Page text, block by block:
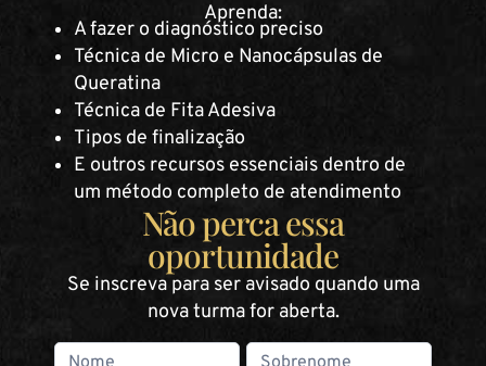
Aprenda:
A fazer o diagnóstico preciso
Técnica de Micro e Nanocápsulas de
Queratina
Técnica de Fita Adesiva
Tipos de finalização
E outros recursos essenciais dentro de
um método completo de atendimento
Não perca essa
oportunidade
Se inscreva para ser avisado quando uma
nova turma for aberta.
Curso
Nome Nome